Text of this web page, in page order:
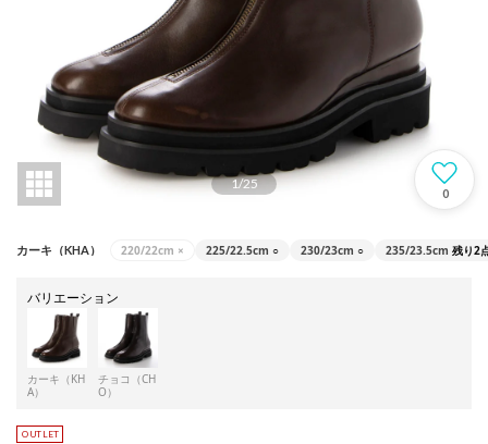
1/25
0
カーキ（KHA） 220/22cm × 225/22.5cm ○ 230/23cm ○ 235/23.5cm 残り2
バリエーション
カーキ（KH
A）
チョコ（CH
O）